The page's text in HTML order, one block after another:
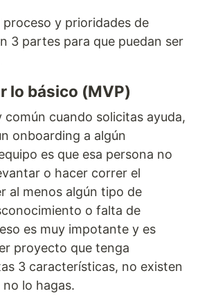
proceso y prioridades de
3 partes para que puedan ser
lo básico (MVP)
común cuando solicitas ayuda,
onboarding a algún
es que esa persona no
o hacer correr el
al menos algún tipo de
o falta de
es muy impotante y es
proyecto que tenga
3 características, no existen
no lo hagas.